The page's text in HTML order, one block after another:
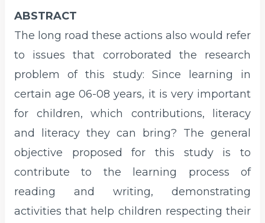
ABSTRACT
The long road these actions also would refer
to issues that corroborated the research
problem of this study: Since learning in
certain age 06-08 years, it is very important
for children, which contributions, literacy
and literacy they can bring? The general
objective proposed for this study is to
contribute to the learning process of
reading and writing, demonstrating
activities that help children respecting their